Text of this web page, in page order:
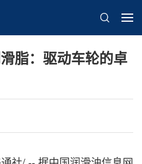
脂：驱动车轮的卓